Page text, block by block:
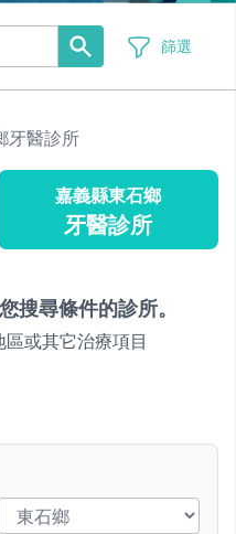
篩選
牙醫診所
嘉義縣東石鄉
牙醫診所
搜尋條件的診所。
或其它治療項目